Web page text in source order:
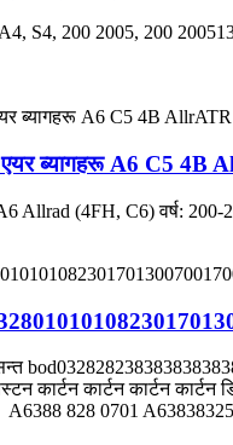
S4, 200 2005, 200
एयर ब्यागहरू A6 C5
Allrad (4FH, C6) वर्ष: 200-
कार्टन कार्टन कार्टन
828 0701